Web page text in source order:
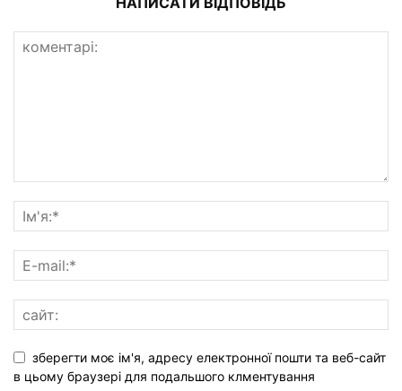
зберегти моє ім'я, адресу електронної пошти та веб-сайт
в цьому браузері для подальшого клментування